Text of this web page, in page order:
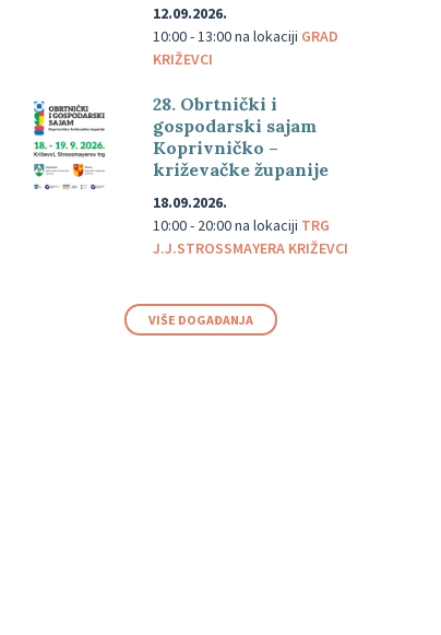
12.09.2026.
10:00 - 13:00na lokaciji GRAD
KRIŽEVCI
28. Obrtnički i
gospodarski sajam
Koprivničko –
križevačke županije
18.09.2026.
10:00 - 20:00na lokaciji TRG
J.J.STROSSMAYERA KRIŽEVCI
VIŠE DOGAĐANJA